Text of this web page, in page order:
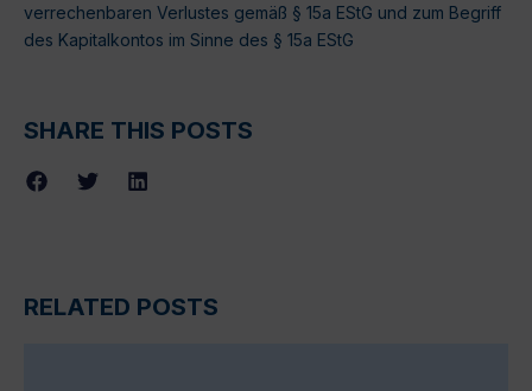
verrechenbaren Verlustes gemäß § 15a EStG und zum Begriff
des Kapitalkontos im Sinne des § 15a EStG
SHARE THIS POSTS
RELATED POSTS